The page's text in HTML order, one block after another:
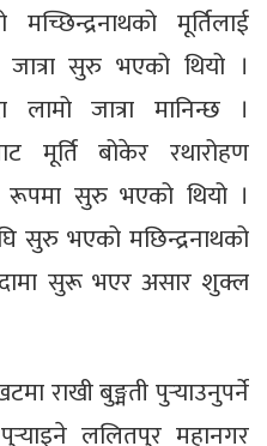
मूर्तिलाई
सुरु भएको थियो ।
जात्रा मानिन्छ ।
मूर्ति बोकेर रथारोहण
रूपमा सुरु भएको थियो ।
सुरु भएको मछिन्द्रनाथको
सुरू भएर असार शुक्ल
राखी बुङ्मती पुर्‍याउनुपर्ने
ललितपुर महानगर